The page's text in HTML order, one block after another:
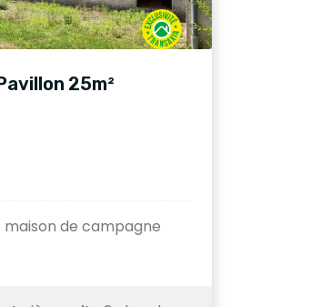
25m²
de campagne